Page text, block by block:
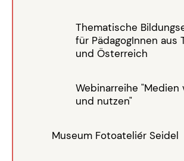
Thematische
für PädagogInnen aus
und Österreich
Webinarreihe "Medien
und nutzen"
Museum Fotoateliér Seidel